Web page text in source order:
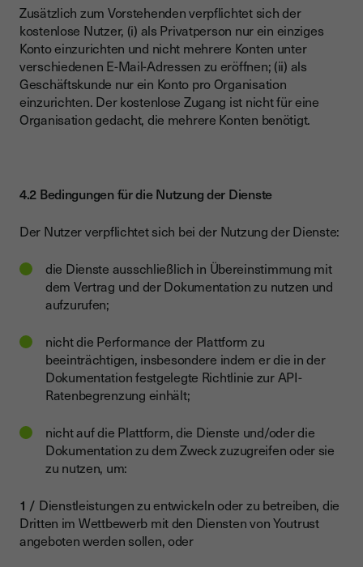
Zusätzlich zum Vorstehenden verpflichtet sich der
kostenlose Nutzer, (i) als Privatperson nur ein einziges
Konto einzurichten und nicht mehrere Konten unter
verschiedenen E-Mail-Adressen zu eröffnen; (ii) als
Geschäftskunde nur ein Konto pro Organisation
einzurichten. Der kostenlose Zugang ist nicht für eine
Organisation gedacht, die mehrere Konten benötigt.
4.2 Bedingungen für die Nutzung der Dienste
Der Nutzer verpflichtet sich bei der Nutzung der Dienste:
die Dienste ausschließlich in Übereinstimmung mit
dem Vertrag und der Dokumentation zu nutzen und
aufzurufen;
nicht die Performance der Plattform zu
beeinträchtigen, insbesondere indem er die in der
Dokumentation festgelegte Richtlinie zur API-
Ratenbegrenzung einhält;
nicht auf die Plattform, die Dienste und/oder die
Dokumentation zu dem Zweck zuzugreifen oder sie
zu nutzen, um:
Dienstleistungen zu entwickeln oder zu betreiben, die
Dritten im Wettbewerb mit den Diensten von Youtrust
angeboten werden sollen, oder